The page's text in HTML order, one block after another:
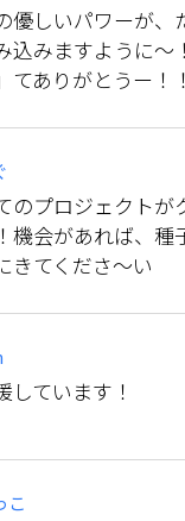
優しいパワーが、
込みますように〜
てありがとうー！！
のプロジェクトが
機会があれば、種
きてくださ〜い
しています！
こ